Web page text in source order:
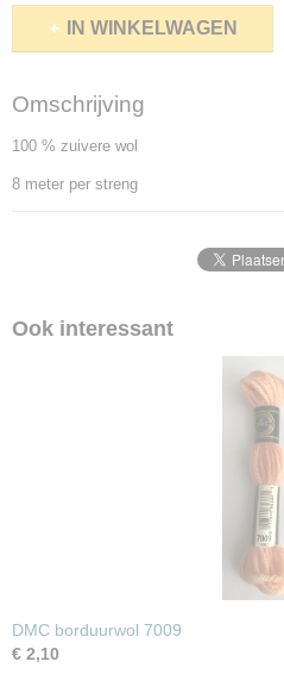
IN WINKELWAGEN
Omschrijving
100 % zuivere wol
8 meter per streng
Ook interessant
DMC borduurwol 7009
€ 2,10